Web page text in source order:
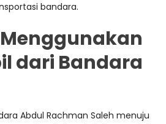
bandara.
dari Bandara
Abdul Rachman Saleh menuju